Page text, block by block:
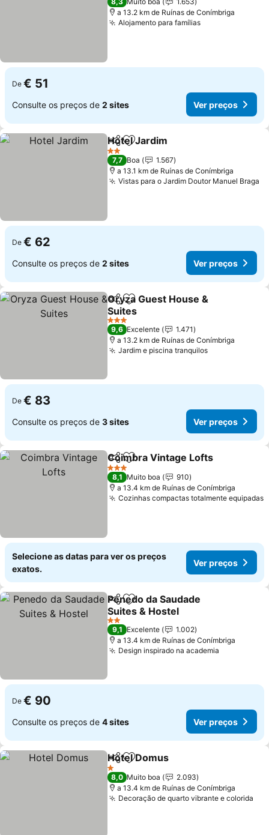
a 13.2 km de Ruínas de Conímbriga
Alojamento para famíliasVer preços
De € 51
Consulte os preços de 2 sites Ver preços
PartilharAdicionar aos favoritos
Hotel Jardim
2 Estrelas
7,7 Boa
1.567
a 13.1 km de Ruínas de Conímbriga
Vistas para o Jardim Doutor Manuel Braga
De € 62
Consulte os preços de 2 sites Ver preços
PartilharAdicionar aos favoritos
Oryza Guest House &
Suites
Ver preços
3 Estrelas
9,6 Excelente
1.471
a 13.2 km de Ruínas de Conímbriga
Jardim e piscina tranquilosVer preços
De € 83
Consulte os preços de 3 sites Ver preços
PartilharAdicionar aos favoritos
Coimbra Vintage Lofts
3 Estrelas
8,1 Muito boa
910
a 13.4 km de Ruínas de Conímbriga
Cozinhas compactas totalmente equipadas
Selecione as datas para ver os preços
exatos.
Ver preços
PartilharAdicionar aos favoritos
Penedo da Saudade
Suites & Hostel
Ver preços
2 Estrelas
9,1 Excelente
1.002
a 13.4 km de Ruínas de Conímbriga
Design inspirado na academia
De € 90
Consulte os preços de 4 sites Ver preços
PartilharAdicionar aos favoritos
Hotel Domus
1 Estrelas
8,0 Muito boa
2.093
a 13.4 km de Ruínas de Conímbriga
Decoração de quarto vibrante e colorida